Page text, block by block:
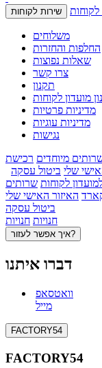
שירות לקוחות
משלוחים
החלפות והחזרות
שאלות נפוצות
צרו קשר
תקנון
מועדון לקוחות
מדיניות פרטיות
מדיניות עוגיות
נגישות
מיוחדים רכישת
שלי ביטול עסקה
לקוחות שרותים
האיזור האישי שלי
ביטול עסקה
חנויות חנויות
איך אפשר לעזור?
דברו איתנו
וואטסאפ
מייל
FACTORY54
FACTORY54